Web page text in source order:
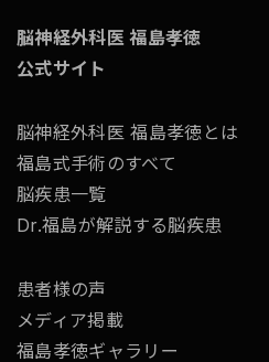
脳神経外科医 福島孝徳
公式サイト
脳神経外科医 福島孝徳とは
福島式手術のすべて
脳疾患一覧
Dr.福島が解説する脳疾患
患者様の声
メディア掲載
福島孝徳ギャラリー